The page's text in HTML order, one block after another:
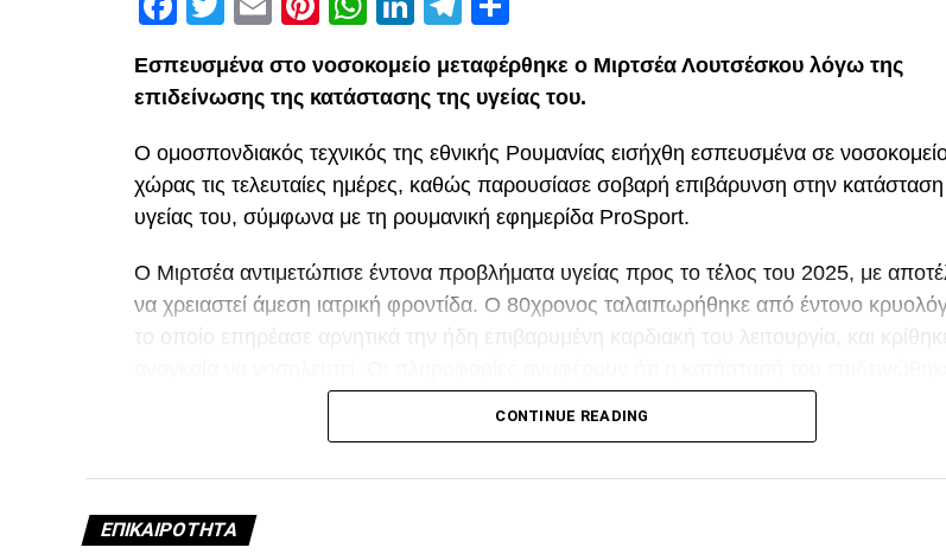
Εσπευσμένα στο νοσοκομείο μεταφέρθηκε ο Μιρτσέα Λουτσέσκου λόγω της
επιδείνωσης της κατάστασης της υγείας του.
Ο ομοσπονδιακός τεχνικός της εθνικής Ρουμανίας εισήχθη εσπευσμένα σε
χώρας τις τελευταίες ημέρες, καθώς παρουσίασε σοβαρή επιβάρυνση στην κατάσταση
υγείας του, σύμφωνα με τη ρουμανική εφημερίδα ProSport.
Ο Μιρτσέα αντιμετώπισε έντονα προβλήματα υγείας προς το τέλος του 2025, με
να χρειαστεί άμεση ιατρική φροντίδα. Ο 80χρονος ταλαιπωρήθηκε από έντονο
το οποίο επηρέασε αρνητικά την ήδη επιβαρυμένη καρδιακή του λειτουργία, και κρίθηκε
τη διάρκεια της νοσηλείας του.
CONTINUE READING
ΕΠΙΚΑΙΡΌΤΗΤΑ